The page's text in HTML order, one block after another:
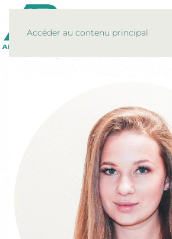
Accéder au contenu principal